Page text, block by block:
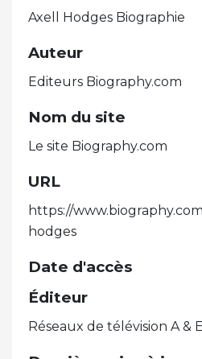
Axell Hodges Biographie
Auteur
Editeurs Biography.com
Nom du site
Le site Biography.com
URL
https://
hodges
Date d'accès
Éditeur
Réseaux de télévision A & E